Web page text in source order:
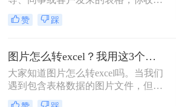
的或许是一份表格文件，也有可能是
一张表格图片，要知道，图片是无法
要将表格图片中的数据，提取到Excel
中去。这里给大家分享怎样把拍照的
表格转换为电子表格的方法，可以帮
助大家将图片转成可编辑的表格。
赞 踩
图片怎么转excel？我用这3个高效方法 ，1秒提取图片表格！
大家知道图片怎么转excel吗。当我们
遇到包含表格数据的图片文件，但它
们并不是可编辑的表格，而是静态的